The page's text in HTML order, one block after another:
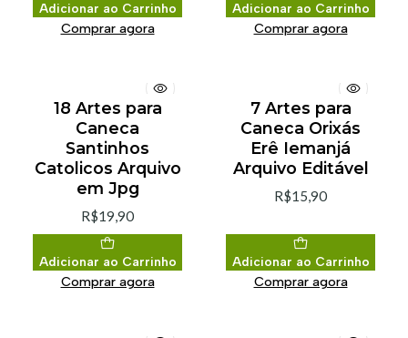
Adicionar ao Carrinho
Comprar agora
Adicionar ao Carrinho
Comprar agora
18 Artes para
Caneca
Santinhos
Catolicos Arquivo
em Jpg
R$19,90
Adicionar ao Carrinho
Comprar agora
7 Artes para
Caneca Orixás
Erê Iemanjá
Arquivo Editável
R$15,90
Adicionar ao Carrinho
Comprar agora